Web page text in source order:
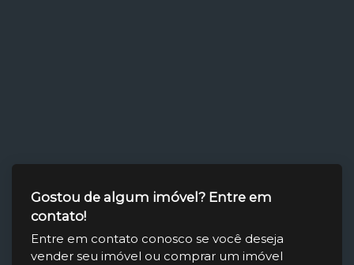
Gostou de algum imóvel? Entre em
contato!
Entre em contato conosco se você deseja
vender seu imóvel ou comprar um imóvel